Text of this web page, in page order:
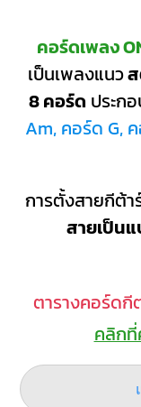
คอร์ดเพลง
เป็นเพลงแนวส
8 คอร์ด ประก
Am, คอร์ด G,
การตั้งสายกีต้า
สายเป็น
ตารางคอร์ดกี
คลิก